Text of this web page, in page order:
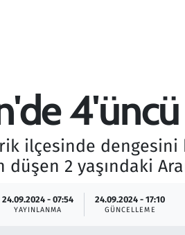
ilçesinde dengesini
2 yaşındaki
24.09.2024 - 07:54
YAYINLANMA
24.09.2024 - 17:10
GÜNCELLEME